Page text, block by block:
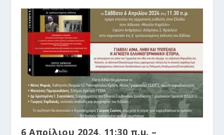
6 Απρίλιου 2024, 11:30 π.μ. –